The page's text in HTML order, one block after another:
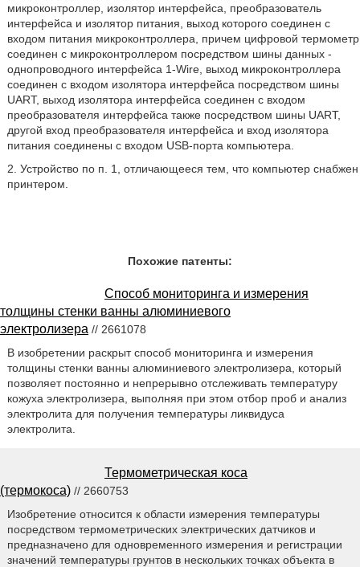
микроконтроллер, изолятор интерфейса, преобразователь
интерфейса и изолятор питания, выход которого соединен с
входом питания микроконтроллера, причем цифровой термометр
соединен с микроконтроллером посредством шины данных -
однопроводного интерфейса 1-Wire, выход микроконтроллера
соединен с входом изолятора интерфейса посредством шины
UART, выход изолятора интерфейса соединен с входом
преобразователя интерфейса также посредством шины UART,
другой вход преобразователя интерфейса и вход изолятора
питания соединены с входом USB-порта компьютера.
2. Устройство по п. 1, отличающееся тем, что компьютер снабжен
принтером.
Похожие патенты:
Способ мониторинга и измерения
толщины стенки ванны алюминиевого
электролизера // 2661078
В изобретении раскрыт способ мониторинга и измерения
толщины стенки ванны алюминиевого электролизера, который
позволяет постоянно и непрерывно отслеживать температуру
кожуха электролизера, выполняя при этом отбор проб и анализ
электролита для получения температуры ликвидуса
электролита.
Термометрическая коса
(термокоса) // 2660753
Изобретение относится к области измерения температуры
посредством термометрических электрических датчиков и
предназначено для одновременного измерения и регистрации
значений температуры грунтов в нескольких точках объекта в